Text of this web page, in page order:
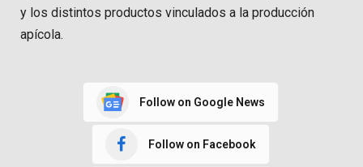
y los distintos productos vinculados a la producción
apícola.
Follow on Google News
Follow on Facebook